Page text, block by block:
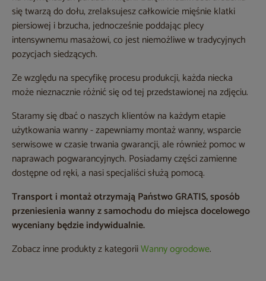
się twarzą do dołu, zrelaksujesz całkowicie mięśnie klatki
piersiowej i brzucha, jednocześnie poddając plecy
intensywnemu masażowi, co jest niemożliwe w tradycyjnych
pozycjach siedzących.
Ze względu na specyfikę procesu produkcji, każda niecka
może nieznacznie różnić się od tej przedstawionej na zdjęciu.
Staramy się dbać o naszych klientów na każdym etapie
użytkowania wanny - zapewniamy montaż wanny, wsparcie
serwisowe w czasie trwania gwarancji, ale również pomoc w
naprawach pogwarancyjnych. Posiadamy części zamienne
dostępne od ręki, a nasi specjaliści służą pomocą.
Transport i montaż otrzymają Państwo GRATIS, sposób
przeniesienia wanny z samochodu do miejsca docelowego
wyceniany będzie indywidualnie.
Zobacz inne produkty z kategoriiWanny ogrodowe.